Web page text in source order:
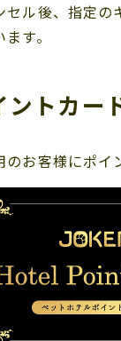
セル後、指定の
す。
ントカー
のお客様にポイ